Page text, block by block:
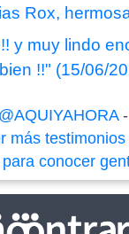
Rox,
y muy lindo
!!" (15/06/
@AQUIYAHORA-
más testimonios
conocer